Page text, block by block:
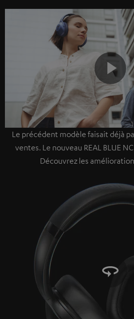
Le précédent modèle faisait déjà
ventes. Le nouveau REAL BLUE
Découvrez les